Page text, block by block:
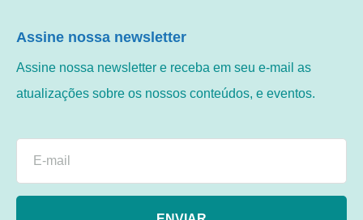
Assine nossa newsletter
Assine nossa newsletter e receba em seu e-mail as
atualizações sobre os nossos conteúdos, e eventos.